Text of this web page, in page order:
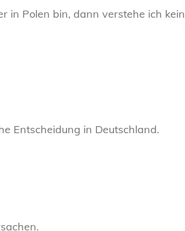
in Polen bin, dann verstehe ich kein
Entscheidung in Deutschland.